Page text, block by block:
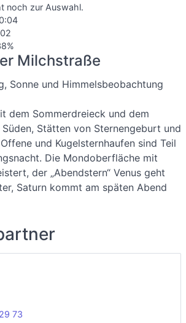
noch zur Auswahl.
Milchstraße
Sonne und Himmelsbeobachtung
dem Sommerdreieck und dem
Stätten von Sternengeburt und
und Kugelsternhaufen sind Teil
Die Mondoberfläche mit
der „Abendstern“ Venus geht
Saturn kommt am späten Abend
73